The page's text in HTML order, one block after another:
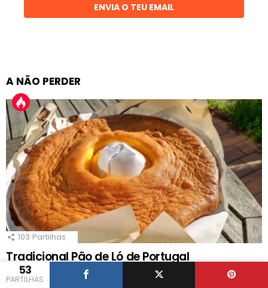
53
PARTILHAS
ENVIA O TEU EMAIL
A NÃO PERDER
103 Partilhas
Tradicional Pão de Ló de Portugal
por
3 anos atrás